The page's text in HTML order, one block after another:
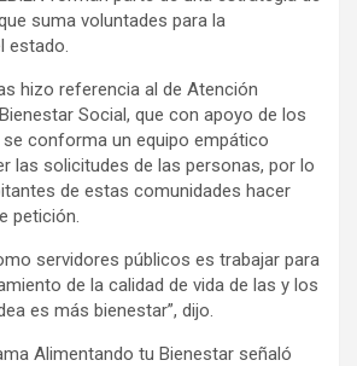
suma voluntades para la
estado.
hizo referencia al de Atención
Social, que con apoyo de los
conforma un equipo empático
las solicitudes de las personas, por lo
de estas comunidades hacer
petición.
servidores públicos es trabajar para
de la calidad de vida de las y los
es más bienestar”, dijo.
Alimentando tu Bienestar señaló